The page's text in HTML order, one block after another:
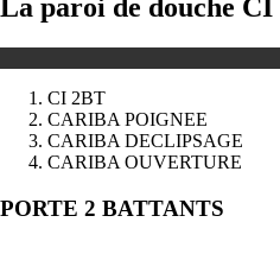
La paroi de douche
CI 2BT
CARIBA POIGNEE
CARIBA DECLIPSAGE
CARIBA OUVERTURE
Précédent
Suivant
PORTE 2 BATTANTS